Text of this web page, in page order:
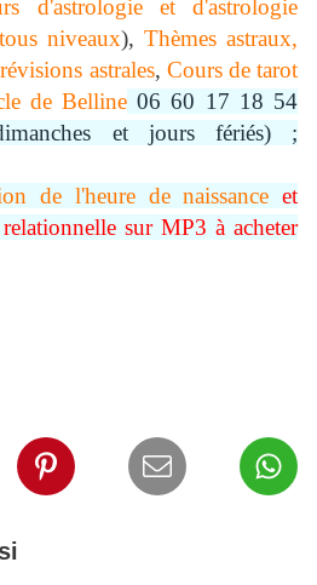
d'astrologie et d'astrologie
niveaux), Thèmes astraux,
astrales, Cours de tarot
de Belline 06 60 17 18 54
et jours fériés) ;
de l'heure de naissance et
sur MP3 à acheter